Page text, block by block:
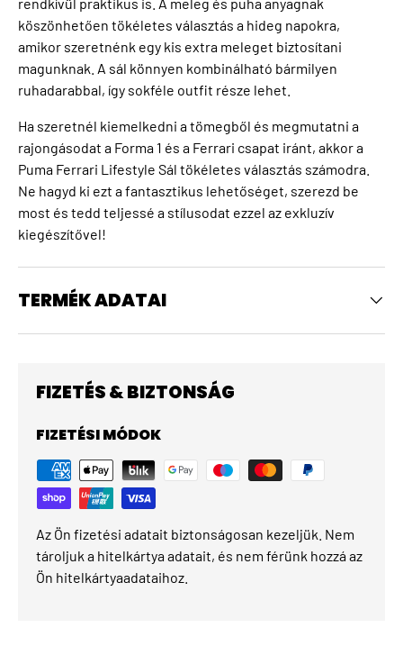
köszönhetően tökéletes választás a hideg napokra,
amikor szeretnénk egy kis extra meleget biztosítani
magunknak. A sál könnyen kombinálható bármilyen
ruhadarabbal, így sokféle outfit része lehet.
Ha szeretnél kiemelkedni a tömegből és megmutatni a
rajongásodat a Forma 1 és a Ferrari csapat iránt, akkor a
Puma Ferrari Lifestyle Sál tökéletes választás számodra.
Ne hagyd ki ezt a fantasztikus lehetőséget, szerezd be
most és tedd teljessé a stílusodat ezzel az exkluzív
kiegészítővel!
TERMÉK ADATAI
FIZETÉS & BIZTONSÁG
FIZETÉSI MÓDOK
Az Ön fizetési adatait biztonságosan kezeljük. Nem
tároljuk a hitelkártya adatait, és nem férünk hozzá az
Ön hitelkártyaadataihoz.